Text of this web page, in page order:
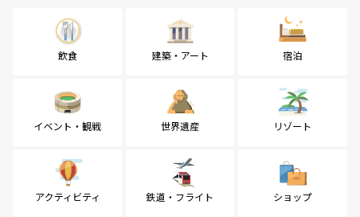
飲食 建築・アート 宿泊
イベント・観戦 世界遺産 リゾート
アクティビティ 鉄道・フライト ショップ